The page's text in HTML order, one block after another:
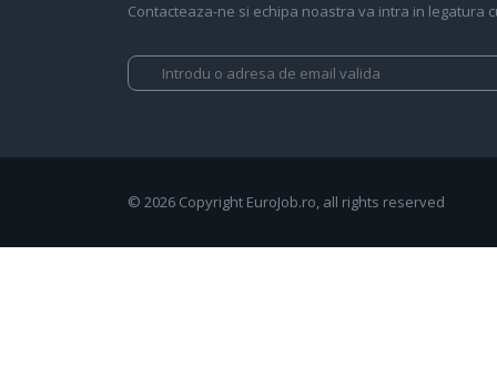
Contacteaza-ne si echipa noastra va intra in legatura
© 2026 Copyright EuroJob.ro, all rights reserved